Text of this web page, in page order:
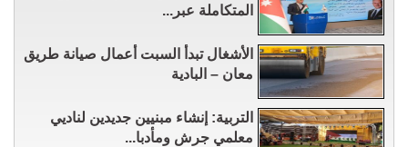
المتكاملة عبر...
الأشغال تبدأ السبت أعمال صيانة طريق
معان – البادية
التربية: إنشاء مبنيين جديدين لناديي
معلمي جرش ومأدبا...